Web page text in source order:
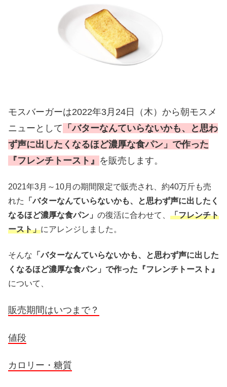
モスバーガーは2022年3月24日（木）から朝モスメ
ニューとして 「バターなんていらないかも、と思わ
ず声に出したくなるほど濃厚な食パン」で作った
『フレンチトースト』 を販売します。
2021年3月～10月の期間限定で販売され、約40万斤も売
れた
「バターなんていらないかも、と思わず声に出したく
なるほど濃厚な食パン」 の復活に合わせて、 「フレンチト
ースト」にアレンジしました。
そんな 「バターなんていらないかも、と思わず声に出した
くなるほど濃厚な食パン」で作った『フレンチトースト』
について、
販売期間はいつまで？
値段
カロリー・糖質